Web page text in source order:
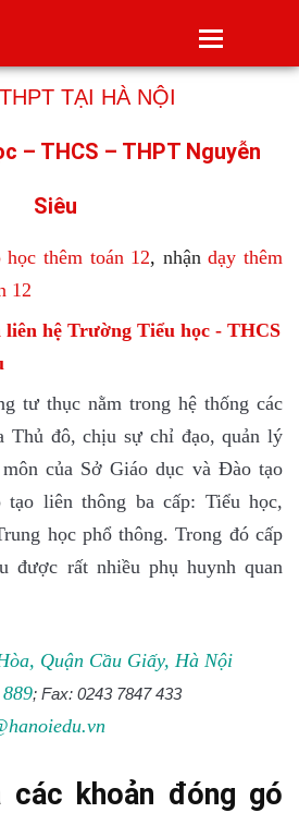
Toggle
TẠI HÀ NỘI
– THCS – THPT Nguyễn
Siêu
học thêm toán 12, nhậndạy thêm
12
hệ Trường Tiểu học - THCS
tư thục nằm trong hệ thống các
Thủ đô, chịu sự chỉ đạo, quản lý
của Sở Giáo dục và Đào tạo
liên thông ba cấp: Tiểu học,
học phổ thông. Trong đó cấp
được rất nhiều phụ huynh quan
Quận Cầu Giấy, Hà Nội
; Fax: 0243 7847 433
khoản đóng góp